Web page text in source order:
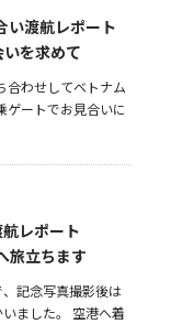
い渡航レポート
を求めて
合わせしてベトナム
ゲートでお見合いに
レポート
旅立ちます
記念写真撮影後は
ました。 空港へ着